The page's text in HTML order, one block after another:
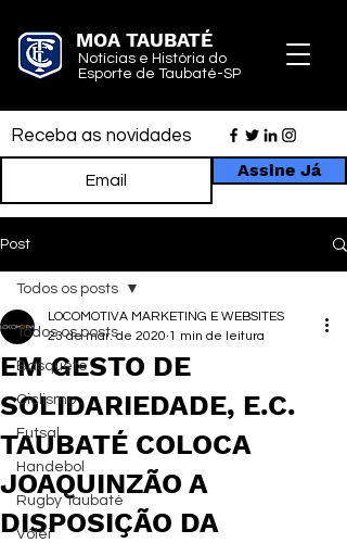
MOA TAUBATÉ
Notícias e História do
Esporte de Taubaté-SP
Receba as novidades
Assine Já
Post
Todos os posts
Basquete
Ciclismo
Futsal
Handebol
Rugby Taubaté
Vôlei
Todos os posts
EM GESTO DE
SOLIDARIEDADE, E.C.
TAUBATÉ COLOCA
JOAQUINZÃO A
DISPOSIÇÃO DA
LOCOMOTIVA MARKETING E WEBSITES
23 de mar. de 2020 1 min de leitura